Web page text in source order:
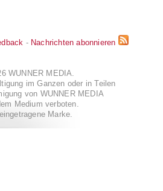
- Nachrichten abonnieren
WUNNER MEDIA.
im Ganzen oder in Teilen
von WUNNER MEDIA
Medium verboten.
Marke.